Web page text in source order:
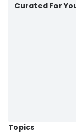
Curated For
Topics